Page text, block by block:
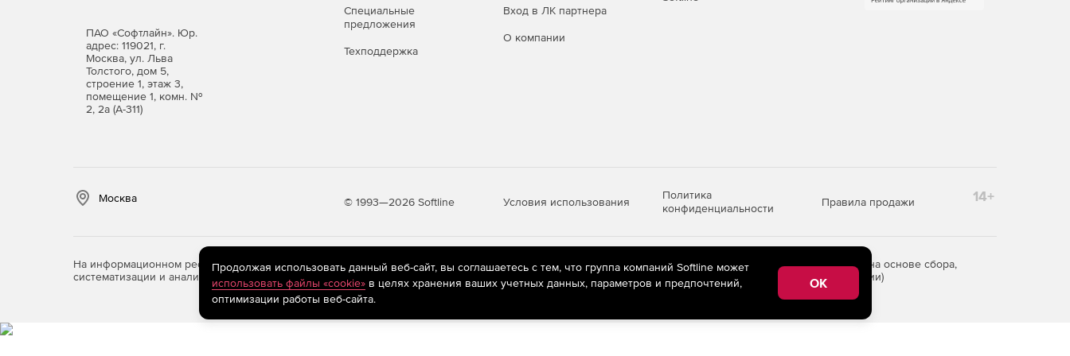
Установка сервера Кибер Файлов на отечественные ОС Linux: Astra Linux Special Edition, Альт Сервер,
РЕД ОС Муром.
Вхождение в Реестр российского ПО – актуально для государственных структур и компаний с
повышенными требованиями к локализации решений.
функциональностью и сложностью администрирования.
обеспечивает отказоустойчивость, интеграцию в существующую ИТ‑инфраструктуру, соответствие
нормативным требованиям и премиальную поддержку.
Государственные структуры.Полностью соответствует требованиям к работе в закрытом контуре:
локальное развертывание, отсутствие публичных облаков, поддержка российских ОС и ПО,
ПАО «Софтлайн». Юр.
адрес: 119021, г.
Москва, ул. Льва
Толстого, дом 5,
строение 1, этаж 3,
помещение 1, комн. №
2, 2а (А-311)
Специальные
предложения
Техподдержка
Вход в ЛК партнера
О компании
Москва © 1993—2026 Softline Условия использования
Политика
конфиденциальности
Правила продажи 14+
На информационном ресурсе store.softline.ru применяютсярекомендательные технологии(информационные технологии предоставления информации на основе сбора,
систематизации и анализа сведений, относящихся к предпочтениям пользователей сети «Интернет», находящихся на территории Российской Федерации)
Продолжая использовать данный веб-сайт, вы соглашаетесь с тем, что группа компаний Softline может
использовать файлы «cookie»в целях хранения ваших учетных данных, параметров и предпочтений,
оптимизации работы веб-сайта.
OK